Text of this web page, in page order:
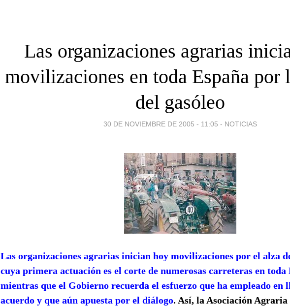
Las organizaciones agrarias
movilizaciones en toda España por
del gasóleo
30 DE NOVIEMBRE DE 2005 - 11:05 - NOTICIAS
Las organizaciones agrarias inician hoy movilizaciones por el alza
cuya primera actuación es el corte de numerosas carreteras en toda
mientras que el Gobierno recuerda el esfuerzo que ha empleado en
acuerdo y que aún apuesta por el diálogo. Así, la Asociación Agraria